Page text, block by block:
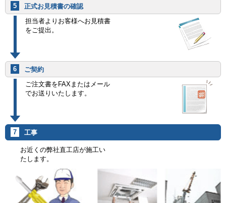
5
正式お見積書の確認
担当者よりお客様へお見積書
をご提出。
6
ご契約
ご注文書をFAXまたはメール
でお送りいたします。
7 工事
お近くの弊社直工店が施工い
たします。